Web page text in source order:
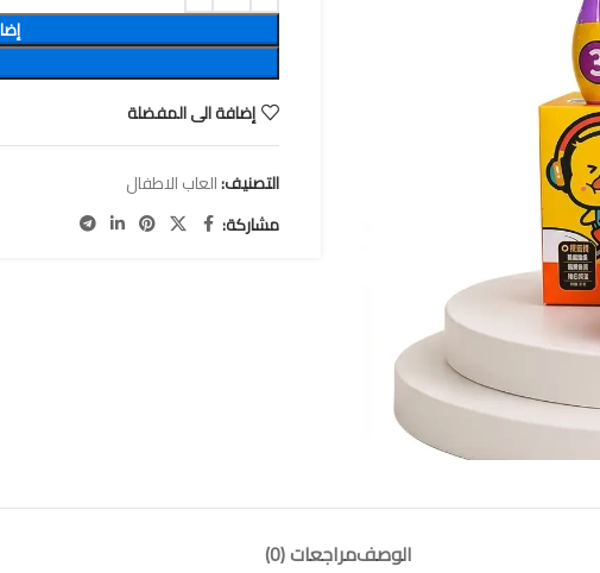
إضافة الى المفضلة
التصنيف:العاب الاطفال
مشاركة:
الوصفمراجعات (0)